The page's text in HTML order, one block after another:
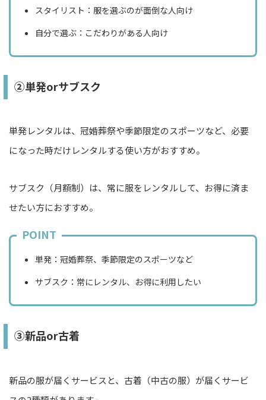
スタイリスト：服を選ぶのが面倒な人向け
自分で選ぶ：こだわりがある人向け
②単発orサブスク
単発レンタルは、冠婚葬祭や季節限定のスポーツなど、必要
になった時だけレンタルする使い方がおすすめ。
サブスク（月額制）は、常に服をレンタルして、お得に済ま
せたい方におすすめ。
POINT
単発：冠婚葬祭、季節限定のスポーツなど
サブスク：常にレンタル、お得に利用したい
③新品or古着
新品の服が届くサービスと、古着（中古の服）が届くサービ